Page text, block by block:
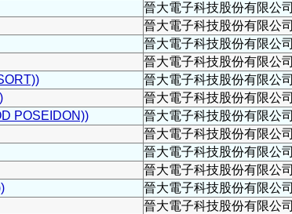
晉大電子科技股份有限公司
晉大電子科技股份有限公司
晉大電子科技股份有限公司
晉大電子科技股份有限公司
晉大電子科技股份有限公司
晉大電子科技股份有限公司
POSEIDON)) 晉大電子科技股份有限公司
晉大電子科技股份有限公司
晉大電子科技股份有限公司
晉大電子科技股份有限公司
晉大電子科技股份有限公司
晉大電子科技股份有限公司